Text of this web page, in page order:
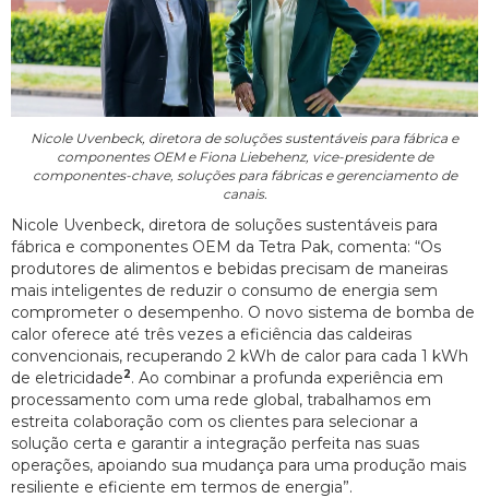
Nicole Uvenbeck, diretora de soluções sustentáveis para fábrica e
componentes OEM e Fiona Liebehenz, vice-presidente de
componentes-chave, soluções para fábricas e gerenciamento de
canais.
Nicole Uvenbeck, diretora de soluções sustentáveis para
fábrica e componentes OEM da Tetra Pak, comenta: “Os
produtores de alimentos e bebidas precisam de maneiras
mais inteligentes de reduzir o consumo de energia sem
comprometer o desempenho. O novo sistema de bomba de
calor oferece até três vezes a eficiência das caldeiras
convencionais, recuperando 2 kWh de calor para cada 1 kWh
de eletricidade2. Ao combinar a profunda experiência em
processamento com uma rede global, trabalhamos em
estreita colaboração com os clientes para selecionar a
solução certa e garantir a integração perfeita nas suas
operações, apoiando sua mudança para uma produção mais
resiliente e eficiente em termos de energia”.